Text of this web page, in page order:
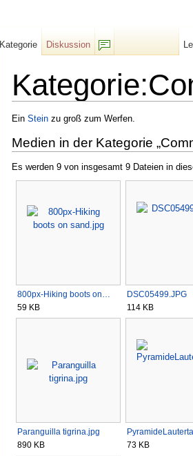
Ein Stein zu groß zum Werfen.
Medien in der Kategorie
Es werden 9 von insgesamt 9 Dateien in
800px-Hiking boots on…
59 KB
DSC05499.JPG
114 KB
Paranguilla tigrina.jpg
890 KB
73 KB
Kategorie
Diskussion